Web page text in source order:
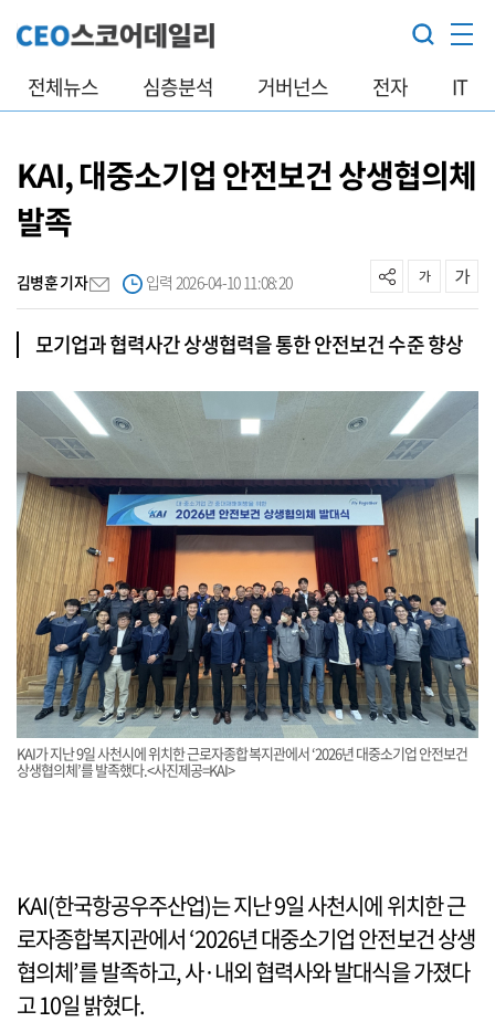
전체뉴스 심층분석 거버넌스 전자 IT
KAI, 대중소기업 안전보건 상생협의체
발족
김병훈 기자 입력 2026-04-10 11:08:20
모기업과 협력사간 상생협력을 통한 안전보건 수준 향상
KAI가 지난 9일 사천시에 위치한 근로자종합복지관에서 ‘2026년 대중소기업 안전보건
상생협의체’를 발족했다.<사진제공=KAI>
KAI(한국항공우주산업)는 지난 9일 사천시에 위치한 근
로자종합복지관에서 ‘2026년 대중소기업 안전보건 상생
협의체’를 발족하고, 사·내외 협력사와 발대식을 가졌다
고 10일 밝혔다.